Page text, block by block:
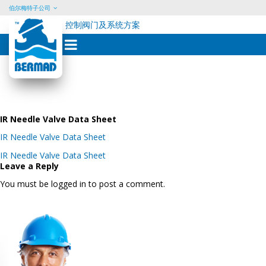
Skip
content
伯尔梅特子公司
控制阀门及系统方案
IR Needle Valve Data Sheet
IR Needle Valve Data Sheet
Post
navigation
IR Needle Valve Data Sheet
Leave a Reply
You must be logged in to post a comment.